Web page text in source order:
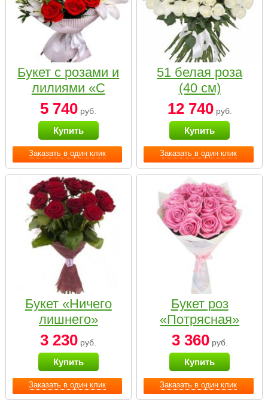
Заказать в один клик
Букет с розами и
лилиями «С
наилучшими
пожеланиями»
5 740 руб.
Купить
Заказать в один клик
51 белая роза
(40 см)
12 740руб.
Купить
Заказать в один клик
Букет «Ничего
лишнего»
3 230 руб.
Купить
Заказать в один клик
Букет роз
«Потрясная»
3 360руб.
Купить